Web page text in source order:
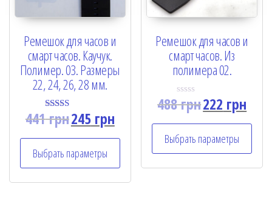
Ремешок для часов и
смарт часов. Каучук.
Полимер. 03. Размеры
22, 24, 26, 28 мм.
Rated
5.00
441грн245грн
Выбрать параметры
Ремешок для часов и
смарт часов. Из
полимера 02.
R
d
0
o
u
488грн222 грн
Выбрать параметры